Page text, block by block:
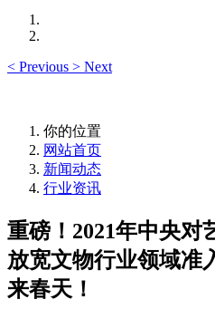
< Previous > Next
你的位置
网站首页
新闻动态
行业资讯
重磅！2021年中央对
放宽文物行业领域准
来春天！